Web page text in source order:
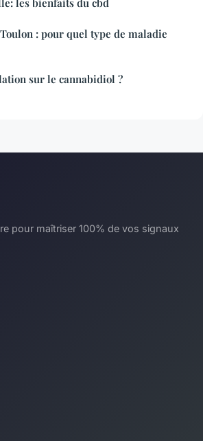
: pour quel type de maladie
sur le cannabidiol ?
pour maîtriser 100% de vos signaux